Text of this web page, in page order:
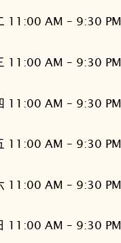
11:00 AM – 9:30 PM
11:00 AM – 9:30 PM
11:00 AM – 9:30 PM
11:00 AM – 9:30 PM
11:00 AM – 9:30 PM
11:00 AM – 9:30 PM